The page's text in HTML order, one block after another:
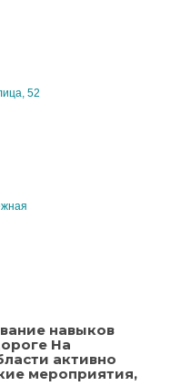
52
навыков
На
активно
мероприятия,